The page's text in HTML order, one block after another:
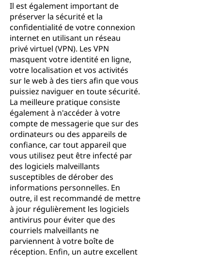
Il est également important de
préserver la sécurité et la
confidentialité de votre connexion
internet en utilisant un réseau
privé virtuel (VPN). Les VPN
masquent votre identité en ligne,
votre localisation et vos activités
sur le web à des tiers afin que vous
puissiez naviguer en toute sécurité.
La meilleure pratique consiste
également à n'accéder à votre
compte de messagerie que sur des
ordinateurs ou des appareils de
confiance, car tout appareil que
vous utilisez peut être infecté par
des logiciels malveillants
susceptibles de dérober des
informations personnelles. En
outre, il est recommandé de mettre
à jour régulièrement les logiciels
antivirus pour éviter que des
courriels malveillants ne
parviennent à votre boîte de
réception. Enfin, un autre excellent